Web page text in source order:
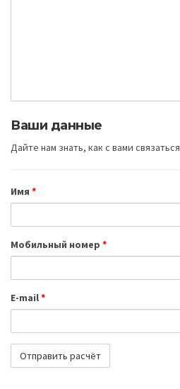
Ваши данные
Дайте нам знать, как с вами связаться
Имя *
Мобильный номер *
E-mail*